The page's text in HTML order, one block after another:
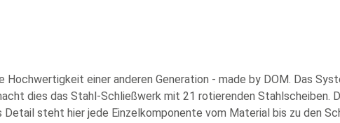
einer anderen Generation - made by DOM. Das
dies das Stahl-Schließwerk mit 21 rotierenden Stahlscheiben.
steht hier jede Einzelkomponente vom Material bis zu den